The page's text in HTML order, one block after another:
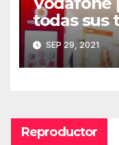
todas sus
SEP 29, 2021
Reproductor